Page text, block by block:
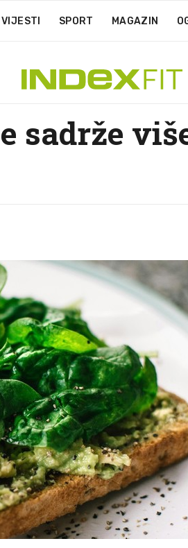
VIJESTI SPORT MAGAZIN
sadrže